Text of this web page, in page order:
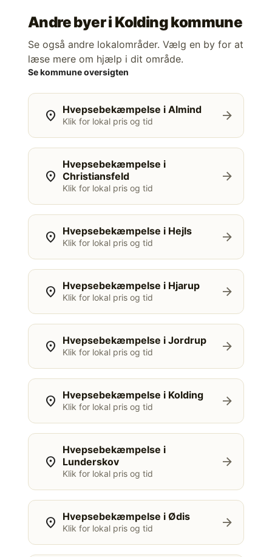
Andre byer i Kolding kommune
Se også andre lokalområder. Vælg en by for at
læse mere om hjælp i dit område.
Se kommune oversigten
location_on Hvepsebekæmpelse i Almind
Klik for lokal pris og tid arrow_forward
location_on
Hvepsebekæmpelse i
Christiansfeld
Klik for lokal pris og tid
arrow_forward
location_on Hvepsebekæmpelse i Hejls
Klik for lokal pris og tid arrow_forward
location_on Hvepsebekæmpelse i Hjarup
Klik for lokal pris og tid arrow_forward
location_on Hvepsebekæmpelse i Jordrup
Klik for lokal pris og tid arrow_forward
location_on Hvepsebekæmpelse i Kolding
Klik for lokal pris og tid arrow_forward
location_on
Hvepsebekæmpelse i
Lunderskov
Klik for lokal pris og tid
arrow_forward
location_on Hvepsebekæmpelse i Ødis
Klik for lokal pris og tid arrow_forward